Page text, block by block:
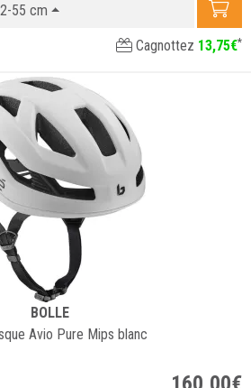
55 cm
Cagnottez 13,75€*
BOLLE
Avio Pure Mips blanc